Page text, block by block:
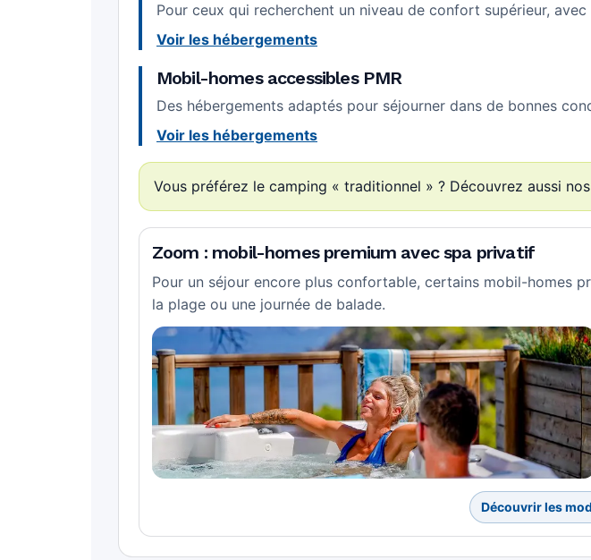
Pour ceux qui recherchent un niveau de confort supérieur,
Voir les hébergements
Mobil-homes accessibles PMR
Des hébergements adaptés pour séjourner dans de bonnes
Voir les hébergements
Vous préférez le camping « traditionnel » ? Découvrez aussi nos
Zoom : mobil-homes premium avec spa privatif
Pour un séjour encore plus confortable, certains mobil-homes
la plage ou une journée de balade.
Découvrir les